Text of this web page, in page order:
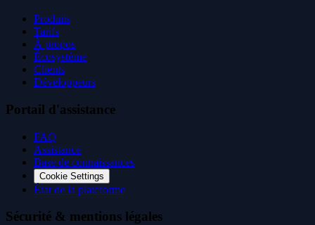
Produits
Tarifs
À propos
Écosystème
Clients
Développeurs
Portail d'assistance
FAQ
Assistance
Base de connaissances
Cookie Settings
État de la plateforme
Sécurité & mentions légales